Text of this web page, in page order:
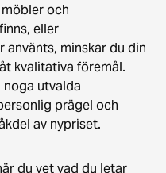
och
eller
minskar du din
kvalitativa föremål.
utvalda
prägel och
av nypriset.
du vet vad du letar